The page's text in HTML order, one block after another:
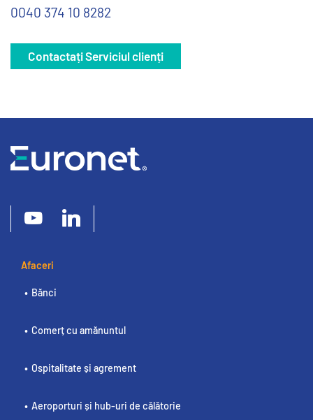
0040 374 10 8282
Contactați Serviciul clienți
Afaceri
Bănci
Comerț cu amănuntul
Ospitalitate și agrement
Aeroporturi și hub-uri de călătorie